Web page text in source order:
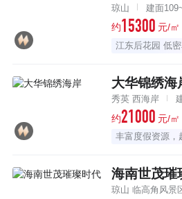
琼山 建面
约15300 元/㎡
江东后花园 低
大华锦绣海
秀英 西海岸
约21000 元/㎡
海南世茂璀
琼山 临高角风景